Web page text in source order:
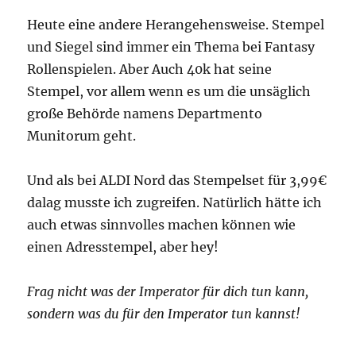
Heute eine andere Herangehensweise. Stempel
und Siegel sind immer ein Thema bei Fantasy
Rollenspielen. Aber Auch 40k hat seine
Stempel, vor allem wenn es um die unsäglich
große Behörde namens Departmento
Munitorum geht.
Und als bei ALDI Nord das Stempelset für 3,99€
dalag musste ich zugreifen. Natürlich hätte ich
auch etwas sinnvolles machen können wie
einen Adresstempel, aber hey!
Frag nicht was der Imperator für dich tun kann,
sondern was du für den Imperator tun kannst!